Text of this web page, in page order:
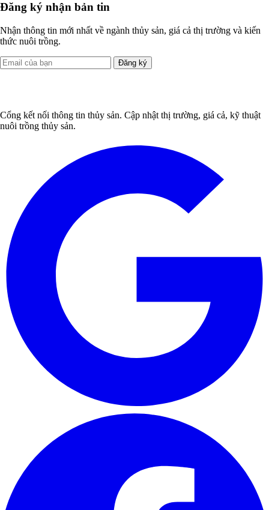
Đăng ký nhận bản tin
Nhận thông tin mới nhất về ngành thủy sản, giá cả thị trường và kiến
thức nuôi trồng.
Đăng ký
Cổng kết nối thông tin thủy sản. Cập nhật thị trường, giá cả, kỹ thuật
nuôi trồng thủy sản.